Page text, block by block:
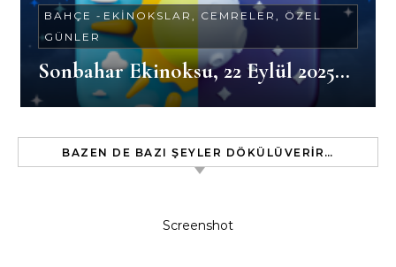
BAHÇE - EKINOKSLAR, CEMRELER, ÖZEL
GÜNLER
Sonbahar Ekinoksu, 22 Eylül 2025…
BAZEN DE BAZI ŞEYLER DÖKÜLÜVERIR…
Screenshot